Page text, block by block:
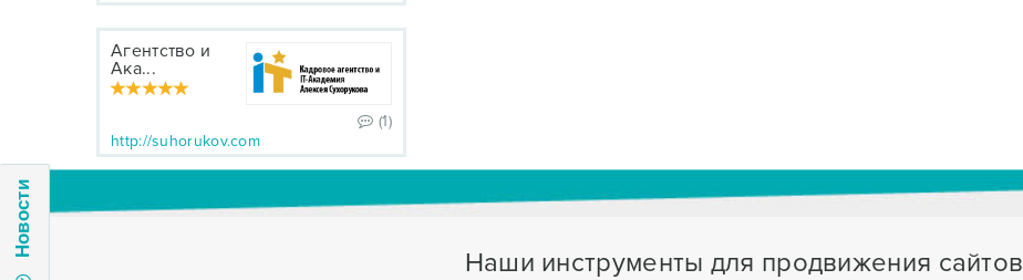
Новости
Агентство и
Ака...
(1)
http://suhorukov.com
Наши инструменты для продвижения сайтов